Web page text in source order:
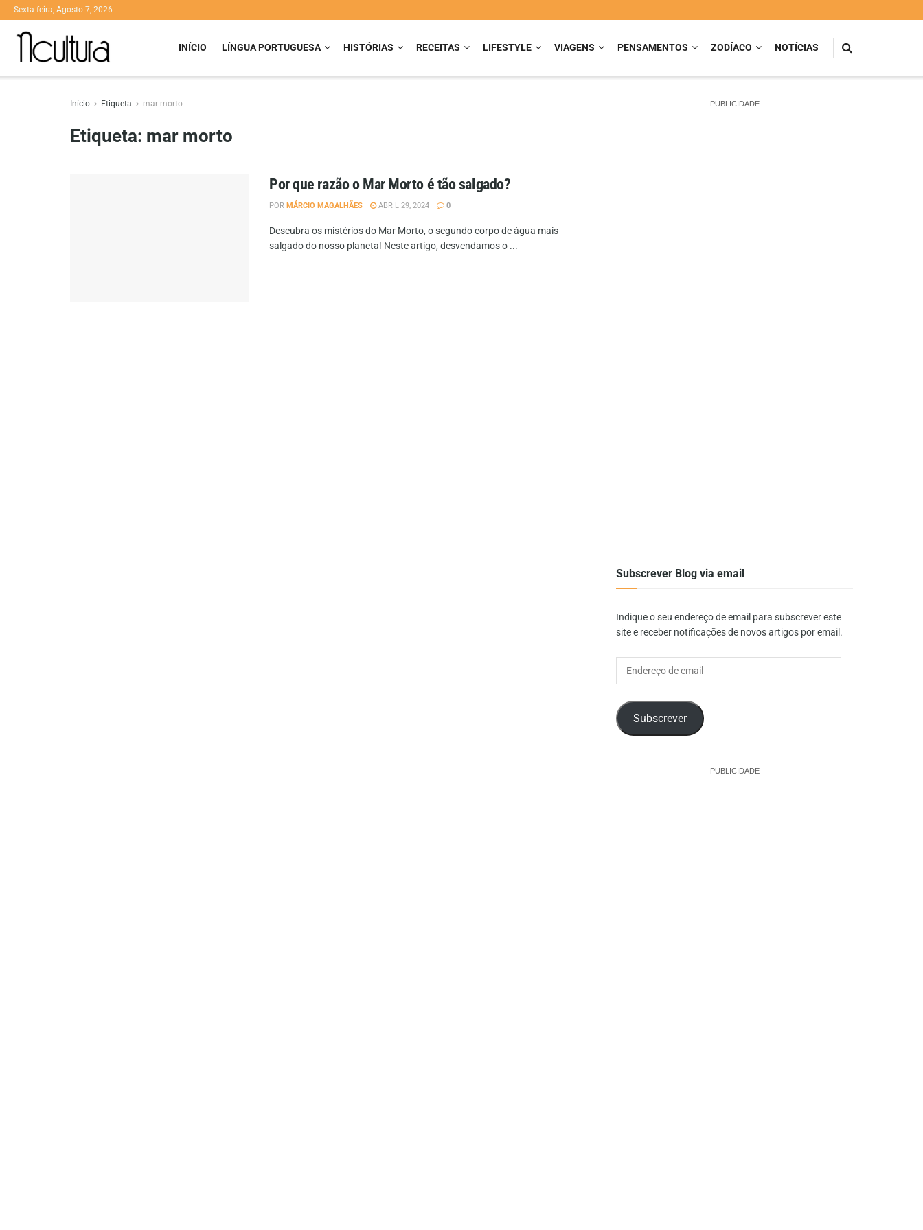
Sexta-feira, Agosto 7, 2026
INÍCIO LÍNGUA PORTUGUESA HISTÓRIAS RECEITAS LIFESTYLE VIAGENS PENSAMENTOS ZODÍACO NOTÍCIAS
Início Etiqueta mar morto
Etiqueta: mar morto
Por que razão o Mar Morto é tão salgado?
POR MÁRCIO MAGALHÃES ABRIL 29, 2024 0
Descubra os mistérios do Mar Morto, o segundo corpo de água mais
salgado do nosso planeta! Neste artigo, desvendamos o ...
PUBLICIDADE
Subscrever Blog via email
Indique o seu endereço de email para subscrever este
site e receber notificações de novos artigos por email.
Subscrever
PUBLICIDADE